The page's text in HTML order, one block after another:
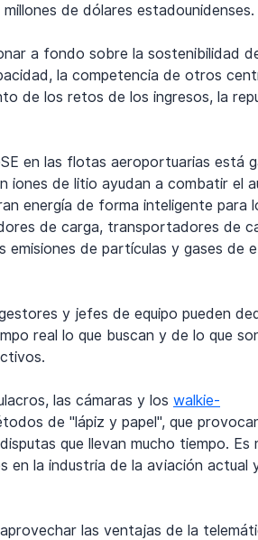
de dólares estadounidenses.
a fondo sobre la sostenibilidad
la competencia de otros
de los retos de los ingresos, la
en las flotas aeroportuarias está
iones de litio ayudan a combatir el
energía de forma inteligente para
de carga, transportadores de
emisiones de partículas y gases de
y jefes de equipo pueden
real lo que buscan y de lo que
las cámaras y los walkie-
de "lápiz y papel", que
que llevan mucho tiempo. Es
en la industria de la aviación actual
las ventajas de la